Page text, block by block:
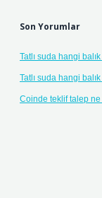
Son Yorumlar
Tatlı suda hangi
Tatlı suda hangi
Coinde teklif talep